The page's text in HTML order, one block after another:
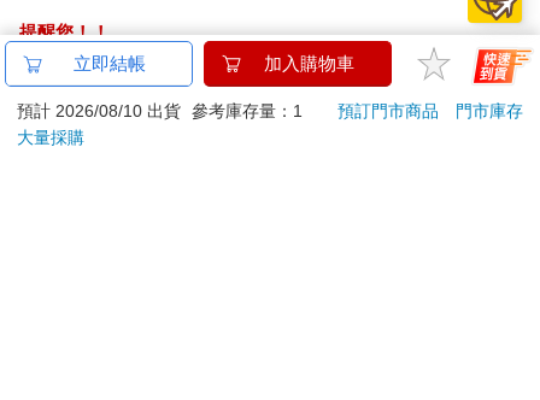
提醒您！！
金石堂及銀行均不會請您操作ATM! 如接獲電話要求您前往
ATM提款機，請不要聽從指示，以免受騙上當！
退換貨須知：
立即結帳 加入購物車
預計 2026/08/10 出貨 參考庫存量：1 預訂門市商品
門市庫存
大量採購